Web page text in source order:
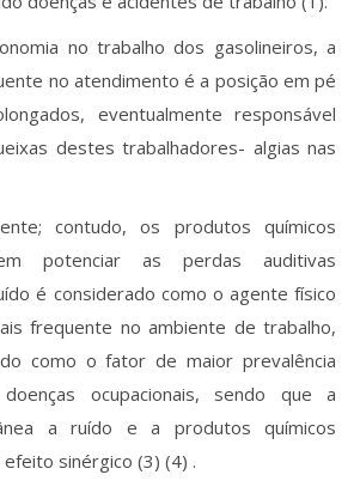
no trabalho dos gasolineiros, a
no atendimento é a posição em pé
eventualmente responsável
destes trabalhadores- algias nas
contudo, os produtos químicos
potenciar as perdas auditivas
é considerado como o agente físico
frequente no ambiente de trabalho,
como o fator de maior prevalência
ocupacionais, sendo que a
a ruído e a produtos químicos
sinérgico (3) (4) .